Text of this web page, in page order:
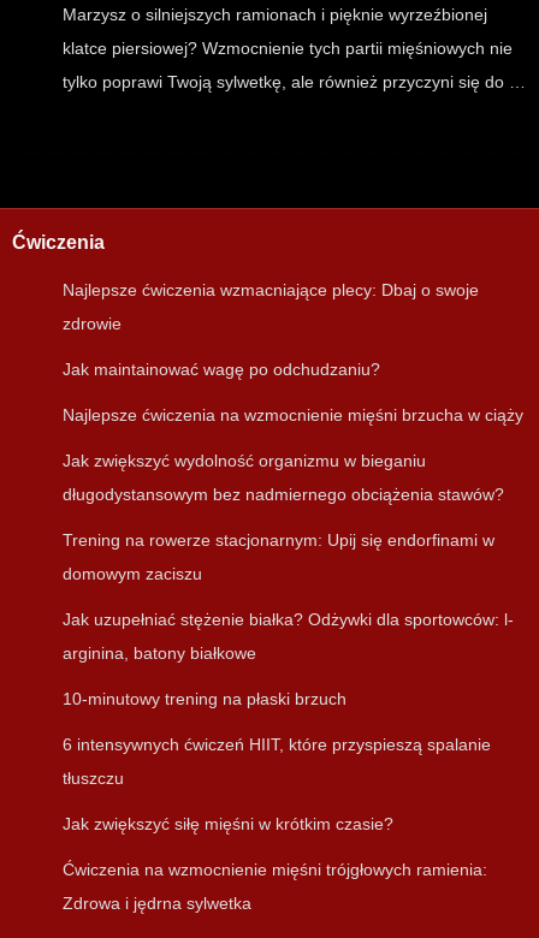
Marzysz o silniejszych ramionach i pięknie wyrzeźbionej
klatce piersiowej? Wzmocnienie tych partii mięśniowych nie
tylko poprawi Twoją sylwetkę, ale również przyczyni się do …
Ćwiczenia
Najlepsze ćwiczenia wzmacniające plecy: Dbaj o swoje
zdrowie
Jak maintainować wagę po odchudzaniu?
Najlepsze ćwiczenia na wzmocnienie mięśni brzucha w ciąży
Jak zwiększyć wydolność organizmu w bieganiu
długodystansowym bez nadmiernego obciążenia stawów?
Trening na rowerze stacjonarnym: Upij się endorfinami w
domowym zaciszu
Jak uzupełniać stężenie białka? Odżywki dla sportowców: l-
arginina, batony białkowe
10-minutowy trening na płaski brzuch
6 intensywnych ćwiczeń HIIT, które przyspieszą spalanie
tłuszczu
Jak zwiększyć siłę mięśni w krótkim czasie?
Ćwiczenia na wzmocnienie mięśni trójgłowych ramienia:
Zdrowa i jędrna sylwetka